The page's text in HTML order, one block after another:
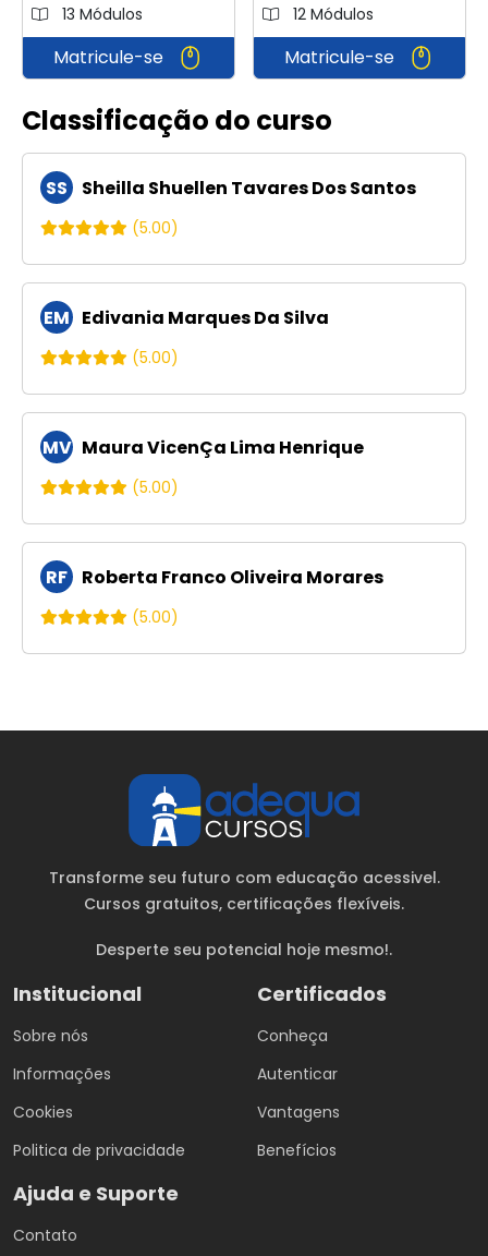
13 Módulos
Matricule-se
12 Módulos
Matricule-se
Classificação do curso
SS Sheilla Shuellen Tavares Dos Santos
(5.00)
EM Edivania Marques Da Silva
(5.00)
MV Maura VicenÇa Lima Henrique
(5.00)
RF Roberta Franco Oliveira Morares
(5.00)
Transforme seu futuro com educação acessivel.
Cursos gratuitos, certificações flexíveis.
Desperte seu potencial hoje mesmo!.
Institucional
Sobre nós
Informações
Cookies
Politica de privacidade
Certificados
Conheça
Autenticar
Vantagens
Benefícios
Ajuda e Suporte
Contato